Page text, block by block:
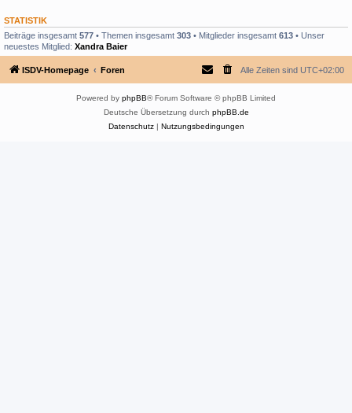
STATISTIK
Beiträge insgesamt 577 • Themen insgesamt 303 • Mitglieder insgesamt 613 • Unser
neuestes Mitglied: Xandra Baier
ISDV-Homepage Foren Alle Zeiten sind UTC+02:00
Powered by phpBB® Forum Software © phpBB Limited
Deutsche Übersetzung durch phpBB.de
Datenschutz| Nutzungsbedingungen